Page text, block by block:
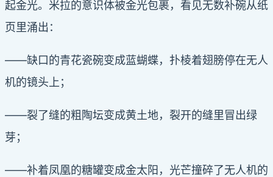
起金光。米拉的意识体被金光包裹，看见无数补碗从纸
页里涌出：
——缺口的青花瓷碗变成蓝蝴蝶，扑棱着翅膀停在无人
机的镜头上；
——裂了缝的粗陶坛变成黄土地，裂开的缝里冒出绿
芽；
——补着凤凰的糖罐变成金太阳，光芒撞碎了无人机的